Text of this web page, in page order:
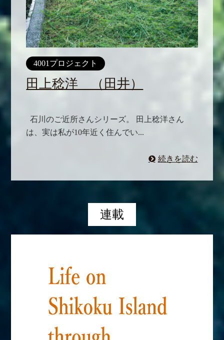
4001プロジェクト
田上稔洋 （田井）
石川のご近所さんシリーズ。 田上稔洋さん
は、実は私が10年近く住んでい...
続きを読む
連載